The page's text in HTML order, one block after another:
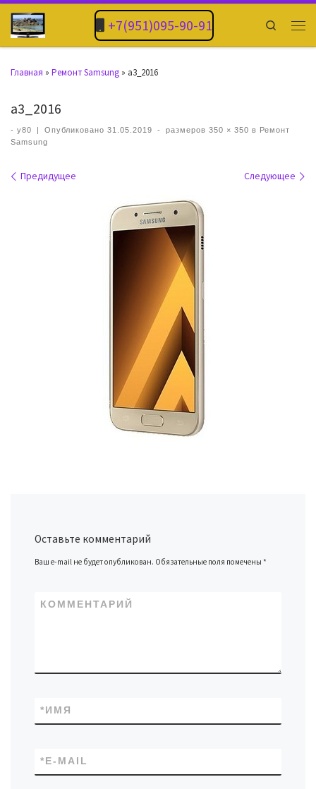
+7(951)095-90-91 Search
Главная » Ремонт Samsung » a3_2016
a3_2016
- y80 | Опубликовано31.05.2019 - размеров 350 × 350 в Ремонт
Samsung
Навигация по изображениям
Предидущее Следующее
Оставьте комментарий
Ваш e-mail не будет опубликован. Обязательные поля помечены*
КОММЕНТАРИЙ
ИМЯ
*
E-MAIL
*